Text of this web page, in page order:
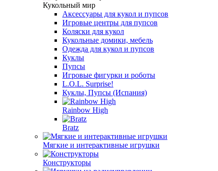
Кукольный мир
Аксессуары для кукол и пупсов
Игровые центры для пупсов
Коляски для кукол
Кукольные домики, мебель
Одежда для кукол и пупсов
Куклы
Пупсы
Игровые фигурки и роботы
L.O.L. Surprise!
Куклы, Пупсы (Испания)
Rainbow High
Bratz
Мягкие и интерактивные игрушки
Конструкторы